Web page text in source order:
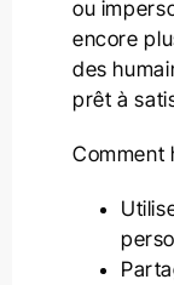
ou
encore
des
prêt à
Comment